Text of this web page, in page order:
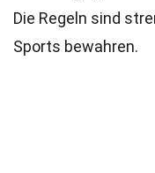
Die Regeln sind
Sports bewahren.